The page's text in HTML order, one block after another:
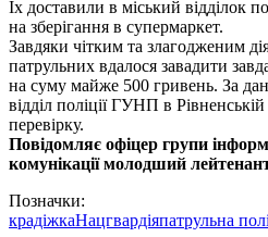
Їх доставили в міський відділок
на зберігання в супермаркет.
Завдяки чітким та злагодженим
патрульних вдалося завадити
на суму майже 500 гривень. За
відділ поліції ГУНП в
перевірку.
Повідомляє офіцер групи
комунікаціїмолодший
Позначки:
крадіжкаНацгвардіяпатрульна